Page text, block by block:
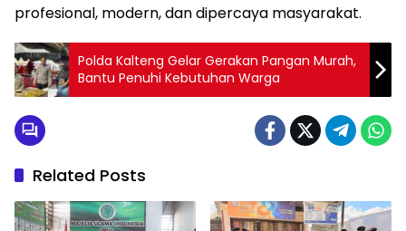
profesional, modern, dan dipercaya masyarakat.
Polda Kalteng Gelar Gerakan Pangan Murah,
Bantu Penuhi Kebutuhan Warga
Related Posts